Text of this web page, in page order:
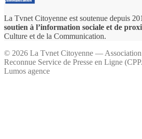
La Tvnet Citoyenne est soutenue depuis
soutien à l’information sociale et de
Culture et de la Communication.
© 2026 La Tvnet Citoyenne — Association
Reconnue Service de Presse en Ligne
Lumos agence